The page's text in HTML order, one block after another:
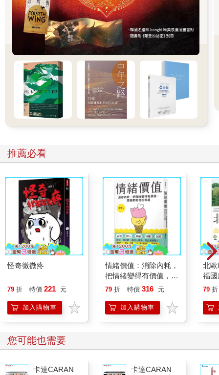
推薦必看
怪奇微微疼
79 折 特價 221 元
加入購物車
情緒價值：消除內耗，
把情緒變得有價值，跟
誰都能自在相處
79 折 特價 316 元
加入購物車
北
福
79 折
您可能也需要
卡達CARAN
卡達CARAN